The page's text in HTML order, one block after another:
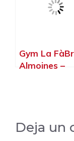
Gym La
Almoines –
Deja un